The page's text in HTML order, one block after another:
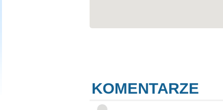
KOMENTARZE